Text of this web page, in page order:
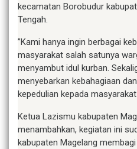
kecamatan Borobudur
Tengah.
”Kami hanya ingin berbagai
masyarakat salah satunya
menyambut idul kurban.
menyebarkan kebahagiaan
kepedulian kepada masyarakat
Ketua Lazismu kabupaten
menambahkan, kegiatan ini
kabupaten Magelang